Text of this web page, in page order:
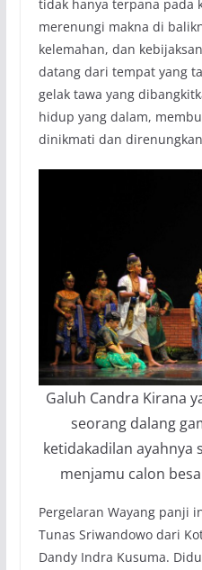
tidak hanya terpana pada
merenungi makna di
kelemahan, dan
datang dari tempat yang
gelak tawa yang
hidup yang dalam,
dinikmati dan
Galuh Candra Kirana
seorang dalang
ketidakadilan ayahnya
menjamu calon
Pergelaran Wayang panji
Tunas Sriwandowo dari
Dandy Indra Kusuma.